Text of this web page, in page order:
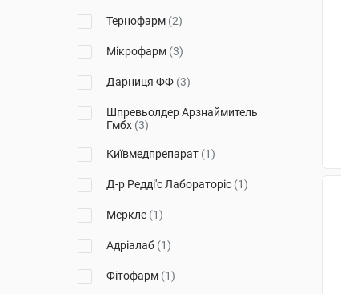
Тернофарм (2)
Мікрофарм (3)
Дарниця ФФ (3)
Шпревьолдер Арзнаймитель
Гмбх (3)
Київмедпрепарат (1)
Д-р Редді'с Лабораторіс (1)
Меркле (1)
Адріалаб (1)
Фітофарм (1)